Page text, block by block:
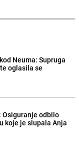
Neuma: Supruga
oglasila se
Osiguranje odbilo
koje je slupala Anja